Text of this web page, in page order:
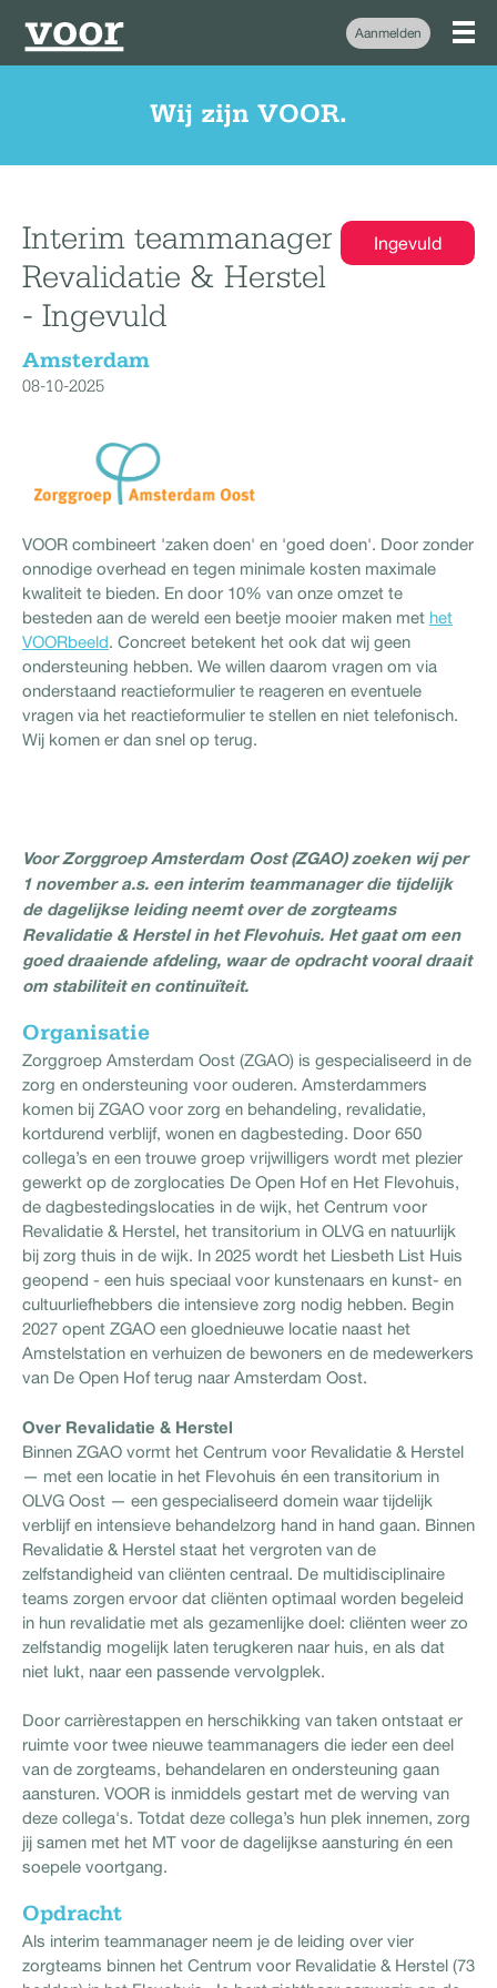
Aanmelden
Wij zijn VOOR.
Ingevuld
Interim teammanager
Revalidatie & Herstel
- Ingevuld
Amsterdam
08-10-2025
VOOR combineert 'zaken doen' en 'goed doen'. Door zonder
onnodige overhead en tegen minimale kosten maximale
kwaliteit te bieden. En door 10% van onze omzet te
besteden aan de wereld een beetje mooier maken met het
VOORbeeld. Concreet betekent het ook dat wij geen
ondersteuning hebben. We willen daarom vragen om via
onderstaand reactieformulier te reageren en eventuele
vragen via het reactieformulier te stellen en niet telefonisch.
Wij komen er dan snel op terug.
Voor Zorggroep Amsterdam Oost (ZGAO) zoeken wij per
1 november a.s. een interim teammanager die tijdelijk
de dagelijkse leiding neemt over de zorgteams
Revalidatie & Herstel in het Flevohuis. Het gaat om een
goed draaiende afdeling, waar de opdracht vooral draait
om stabiliteit en continuïteit.
Organisatie
Zorggroep Amsterdam Oost (ZGAO) is gespecialiseerd in de
zorg en ondersteuning voor ouderen. Amsterdammers
komen bij ZGAO voor zorg en behandeling, revalidatie,
kortdurend verblijf, wonen en dagbesteding. Door 650
collega’s en een trouwe groep vrijwilligers wordt met plezier
gewerkt op de zorglocaties De Open Hof en Het Flevohuis,
de dagbestedingslocaties in de wijk, het Centrum voor
Revalidatie & Herstel, het transitorium in OLVG en natuurlijk
bij zorg thuis in de wijk. In 2025 wordt het Liesbeth List Huis
geopend - een huis speciaal voor kunstenaars en kunst- en
cultuurliefhebbers die intensieve zorg nodig hebben. Begin
2027 opent ZGAO een gloednieuwe locatie naast het
Amstelstation en verhuizen de bewoners en de medewerkers
van De Open Hof terug naar Amsterdam Oost.
Over Revalidatie & Herstel
Binnen ZGAO vormt het Centrum voor Revalidatie & Herstel
— met een locatie in het Flevohuis én een transitorium in
OLVG Oost — een gespecialiseerd domein waar tijdelijk
verblijf en intensieve behandelzorg hand in hand gaan. Binnen
Revalidatie & Herstel staat het vergroten van de
zelfstandigheid van cliënten centraal. De multidisciplinaire
teams zorgen ervoor dat cliënten optimaal worden begeleid
in hun revalidatie met als gezamenlijke doel: cliënten weer zo
zelfstandig mogelijk laten terugkeren naar huis, en als dat
niet lukt, naar een passende vervolgplek.
Door carrièrestappen en herschikking van taken ontstaat er
ruimte voor twee nieuwe teammanagers die ieder een deel
van de zorgteams, behandelaren en ondersteuning gaan
aansturen. VOOR is inmiddels gestart met de werving van
deze collega's. Totdat deze collega’s hun plek innemen, zorg
jij samen met het MT voor de dagelijkse aansturing én een
soepele voortgang.
Opdracht
Als interim teammanager neem je de leiding over vier
zorgteams binnen het Centrum voor Revalidatie & Herstel (73